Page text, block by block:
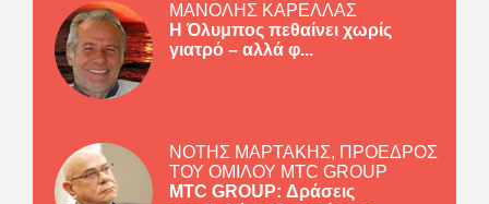
ΜΑΝΟΛΗΣ ΚΑΡΕΛΛΑΣ
Η Όλυμπος πεθαίνει χωρίς
γιατρό – αλλά φ...
ΝΟΤΗΣ ΜΑΡΤΑΚΗΣ, ΠΡΟΕΔΡΟΣ
ΤΟΥ ΟΜΙΛΟΥ MTC GROUP
MTC GROUP: Δράσεις